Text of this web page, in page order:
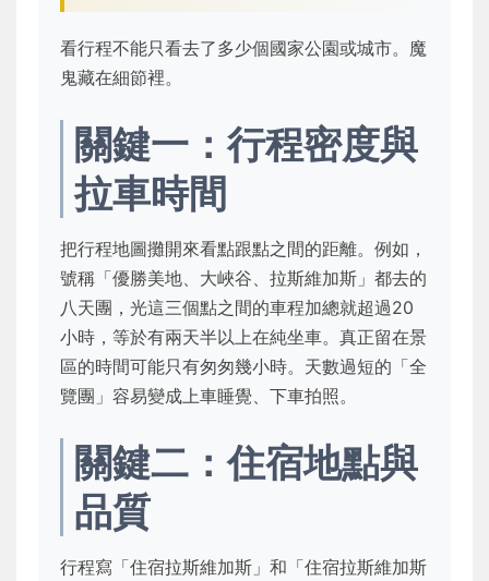
看行程不能只看去了多少個國家公園或城市。魔
鬼藏在細節裡。
關鍵一：行程密度與
拉車時間
把行程地圖攤開來看點跟點之間的距離。例如，
號稱「優勝美地、大峽谷、拉斯維加斯」都去的
八天團，光這三個點之間的車程加總就超過20
小時，等於有兩天半以上在純坐車。真正留在景
區的時間可能只有匆匆幾小時。天數過短的「全
覽團」容易變成上車睡覺、下車拍照。
關鍵二：住宿地點與
品質
行程寫「住宿拉斯維加斯」和「住宿拉斯維加斯